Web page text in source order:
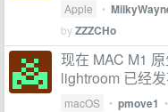
Apple •
byZZZCHo
现在 MAC M1
lightroom 已经发
macOS • pmove1 •